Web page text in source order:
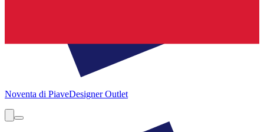
Noventa di PiaveDesigner Outlet